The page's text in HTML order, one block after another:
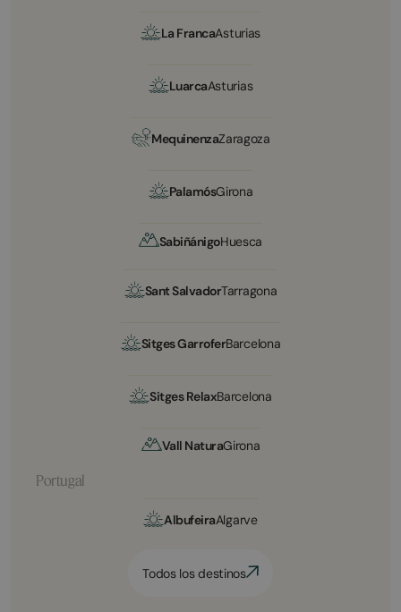
La FrancaAsturias
LuarcaAsturias
MequinenzaZaragoza
PalamósGirona
SabiñánigoHuesca
Sant SalvadorTarragona
Sitges GarroferBarcelona
Sitges RelaxBarcelona
Vall NaturaGirona
Portugal
AlbufeiraAlgarve
Todos los destinos